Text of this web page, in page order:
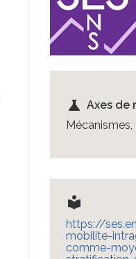
science Axes de
local_library
https://
mobilite-
comme-